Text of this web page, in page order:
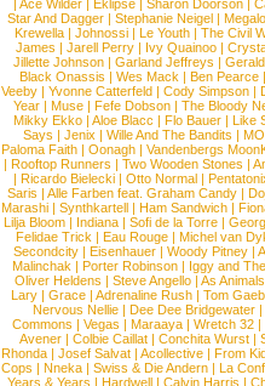
|Ace Wilder |Eklipse |Sharon Doorson |
Star And Dagger | Stephanie Neigel |
Krewella | Johnossi | Le Youth | The Civil
James | Jarell Perry | Ivy Quainoo |
Jillette Johnson | Garland Jeffreys |
Black Onassis | Wes Mack | Ben Pearce
Veeby | Yvonne Catterfeld | Cody Simpson |
Year |Muse |Fefe Dobson |The Bloody
Mikky Ekko | Aloe Blacc | Flo Bauer | Like
Says | Jenix | Wille And The Bandits | MO
Paloma Faith |Oonagh |Vandenbergs
|Rooftop Runners |Two Wooden Stones |
| Ricardo Bielecki | Otto Normal |
Saris | Alle Farben feat. Graham Candy |
Marashi | Synthkartell | Ham Sandwich |
Lilja Bloom | Indiana | Sofi de la Torre |
Felidae Trick | Eau Rouge | Michel van
Secondcity |Eisenhauer |Woody Pitney |
Malinchak |Porter Robinson | Iggy and
Oliver Heldens |Steve Angello |As Animals
Lary | Grace | Adrenaline Rush | Tom
Nervous Nellie | Dee Dee Bridgewater |
Commons |Vegas |Maraaya |Wretch 32 |
Avener | Colbie Caillat | Conchita Wurst |
Rhonda | Josef Salvat | Acollective | From
Cops | Nneka | Swiss & Die Andern | La
Years & Years |Hardwell |Calvin Harris |